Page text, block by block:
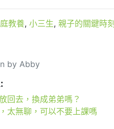
教養, 小三生, 親子的關鍵時刻
by Abby
回去，換成弟弟嗎？
太無聊，可以不要上課嗎